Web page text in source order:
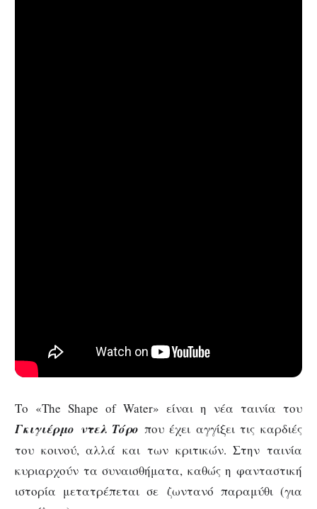
Το «The Shape of Water» είναι η νέα ταινία του
Γκιγιέρμο ντελ Τόρο που έχει αγγίξει τις καρδιές
του κοινού, αλλά και των κριτικών. Στην ταινία
κυριαρχούν τα συναισθήματα, καθώς η φανταστική
ιστορία μετατρέπεται σε ζωντανό παραμύθι (για